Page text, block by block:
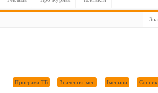
Сонник
Іменини
Значення імен
Програма ТБ